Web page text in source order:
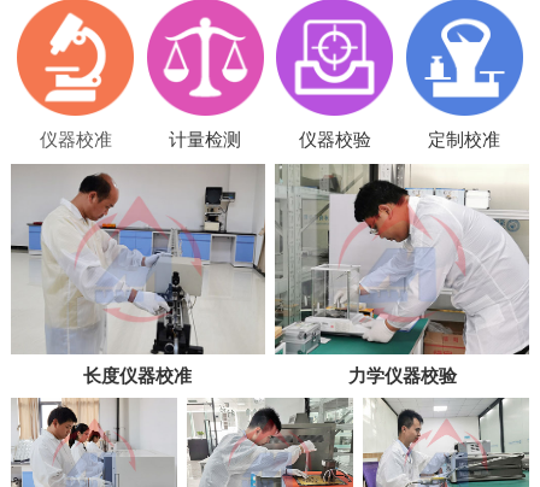
仪器校准 计量检测 仪器校验 定制校准
长度仪器校准 力学仪器校验